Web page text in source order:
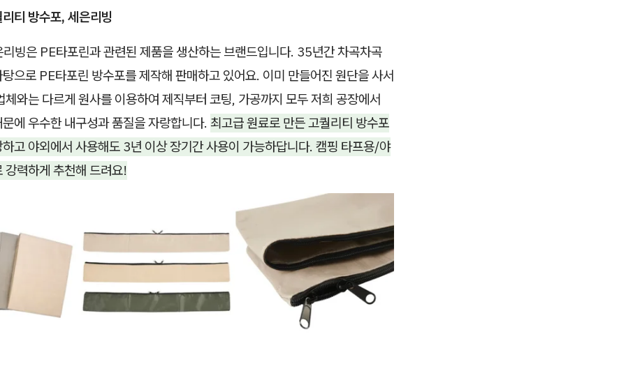
티 방수포, 세은리빙
빙은 PE타포린과 관련된 제품을 생산하는 브랜드입니다. 35년간 차곡차곡
으로 PE타포린 방수포를 제작해 판매하고 있어요. 이미 만들어진 원단을 사서
체와는 다르게 원사를 이용하여 제직부터 코팅, 가공까지 모두 저희 공장에서
에 우수한 내구성과 품질을 자랑합니다. 최고급 원료로 만든 고퀄리티 방수포
고 야외에서 사용해도 3년 이상 장기간 사용이 가능하답니다. 캠핑 타프용/야
강력하게 추천해 드려요!